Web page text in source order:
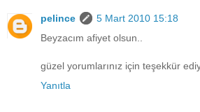
pelince
5 Mart 2010 15:18
Beyzacım afiyet olsun..
güzel yorumlarınız için teşekkür
Yanıtla